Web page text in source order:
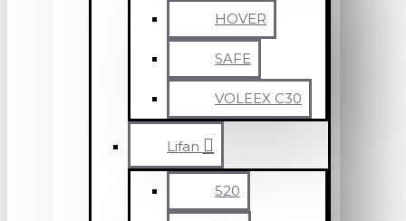
HOVER
SAFE
VOLEEX C30
Lifan
520